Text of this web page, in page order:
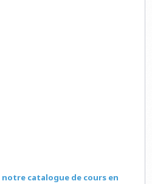
notre catalogue de cours en